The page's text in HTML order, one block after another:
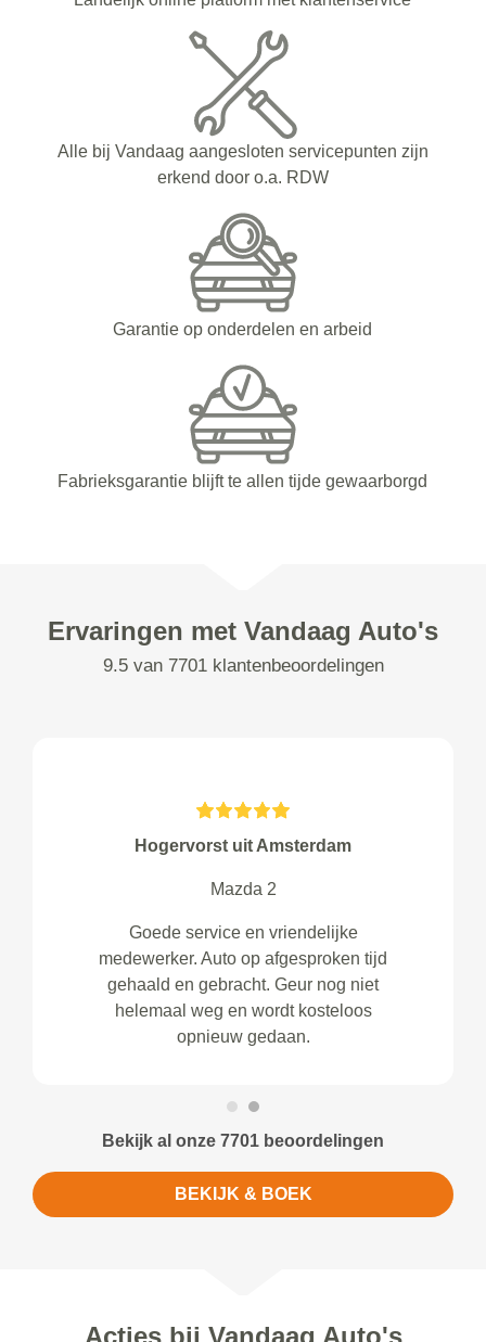
Alle bij Vandaag aangesloten servicepunten zijn
erkend door o.a. RDW
Garantie op onderdelen en arbeid
Fabrieksgarantie blijft te allen tijde gewaarborgd
Ervaringen met Vandaag Auto's
9.5 van 7701 klantenbeoordelingen
Hogervorst uit Amsterdam
Mazda 2
Goede service en vriendelijke
medewerker. Auto op afgesproken tijd
gehaald en gebracht. Geur nog niet
helemaal weg en wordt kosteloos
opnieuw gedaan.
Bekijk al onze 7701 beoordelingen
BEKIJK & BOEK